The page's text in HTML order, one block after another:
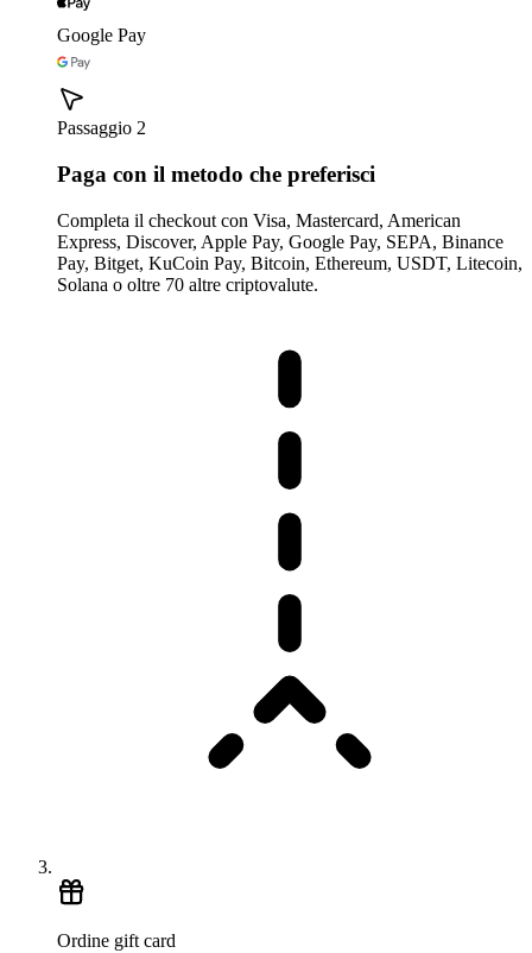
Google Pay
Passaggio 2
Paga con il metodo che preferisci
Completa il checkout con Visa, Mastercard, American
Express, Discover, Apple Pay, Google Pay, SEPA, Binance
Pay, Bitget, KuCoin Pay, Bitcoin, Ethereum, USDT, Litecoin,
Solana o oltre 70 altre criptovalute.
Ordine gift card